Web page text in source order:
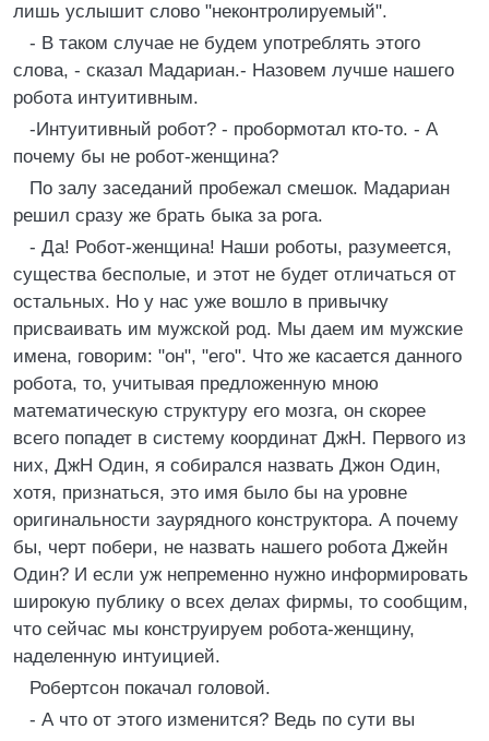
лишь услышит слово "неконтролируемый".
- В таком случае не будем употреблять этого
слова, - сказал Мадариан.- Назовем лучше нашего
робота интуитивным.
-Интуитивный робот? - пробормотал кто-то. - А
почему бы не робот-женщина?
По залу заседаний пробежал смешок. Мадариан
решил сразу же брать быка за рога.
- Да! Робот-женщина! Наши роботы, разумеется,
существа бесполые, и этот не будет отличаться от
остальных. Но у нас уже вошло в привычку
присваивать им мужской род. Мы даем им мужские
имена, говорим: "он", "его". Что же касается данного
робота, то, учитывая предложенную мною
математическую структуру его мозга, он скорее
всего попадет в систему координат ДжН. Первого из
них, ДжН Один, я собирался назвать Джон Один,
хотя, признаться, это имя было бы на уровне
оригинальности заурядного конструктора. А почему
бы, черт побери, не назвать нашего робота Джейн
Один? И если уж непременно нужно информировать
широкую публику о всех делах фирмы, то сообщим,
что сейчас мы конструируем робота-женщину,
наделенную интуицией.
Робертсон покачал головой.
- А что от этого изменится? Ведь по сути вы